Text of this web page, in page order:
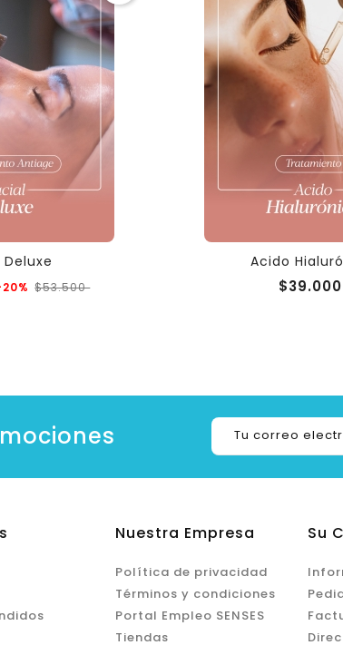
$53.500Precio
Acido
$39.000
Nuestra Empresa
Política de privacidad
Términos y condiciones
Portal Empleo SENSES
Tiendas
Su